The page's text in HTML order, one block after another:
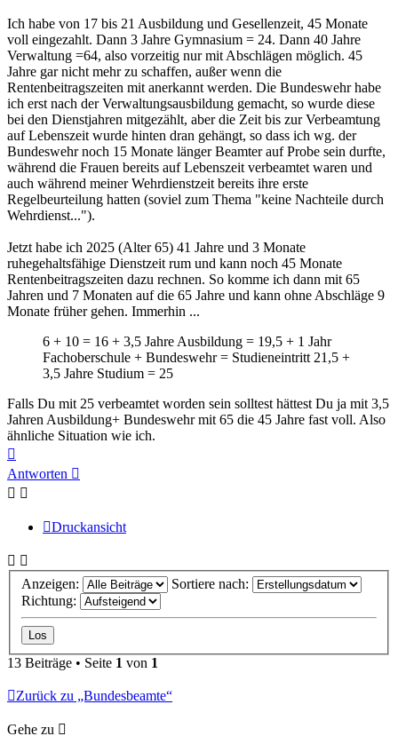
Ich habe von 17 bis 21 Ausbildung und Gesellenzeit, 45 Monate
voll eingezahlt. Dann 3 Jahre Gymnasium = 24. Dann 40 Jahre
Verwaltung =64, also vorzeitig nur mit Abschlägen möglich. 45
Jahre gar nicht mehr zu schaffen, außer wenn die
Rentenbeitragszeiten mit anerkannt werden. Die Bundeswehr habe
ich erst nach der Verwaltungsausbildung gemacht, so wurde diese
bei den Dienstjahren mitgezählt, aber die Zeit bis zur Verbeamtung
auf Lebenszeit wurde hinten dran gehängt, so dass ich wg. der
Bundeswehr noch 15 Monate länger Beamter auf Probe sein durfte,
während die Frauen bereits auf Lebenszeit verbeamtet waren und
auch während meiner Wehrdienstzeit bereits ihre erste
Regelbeurteilung hatten (soviel zum Thema "keine Nachteile durch
Wehrdienst...").
Jetzt habe ich 2025 (Alter 65) 41 Jahre und 3 Monate
ruhegehaltsfähige Dienstzeit rum und kann noch 45 Monate
Rentenbeitragszeiten dazu rechnen. So komme ich dann mit 65
Jahren und 7 Monaten auf die 65 Jahre und kann ohne Abschläge 9
Monate früher gehen. Immerhin ...
6 + 10 = 16 + 3,5 Jahre Ausbildung = 19,5 + 1 Jahr
Fachoberschule + Bundeswehr = Studieneintritt 21,5 +
3,5 Jahre Studium = 25
Falls Du mit 25 verbeamtet worden sein solltest hättest Du ja mit 3,5
Jahren Ausbildung+ Bundeswehr mit 65 die 45 Jahre fast voll. Also
ähnliche Situation wie ich.
oben
Antworten
Druckansicht
Anzeigen:
Sortiere nach:
Richtung:
13 Beiträge • Seite 1 von 1
Zurück zu „Bundesbeamte“
Gehe zu